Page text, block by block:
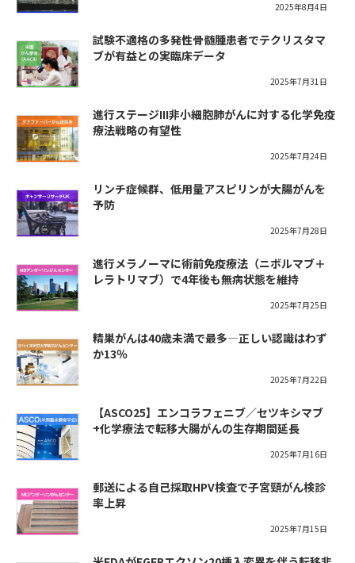
2025年8月4日
試験不適格の多発性骨髄腫患者でテクリスタマ
ブが有益との実臨床データ
2025年7月31日
進行ステージIII非小細胞肺がんに対する化学免疫
療法戦略の有望性
2025年7月24日
リンチ症候群、低用量アスピリンが大腸がんを
予防
2025年7月28日
進行メラノーマに術前免疫療法（ニボルマブ＋
レラトリマブ）で4年後も無病状態を維持
2025年7月25日
精巣がんは40歳未満で最多―正しい認識はわず
か13％
2025年7月22日
【ASCO25】エンコラフェニブ／セツキシマブ
+化学療法で転移大腸がんの生存期間延長
2025年7月16日
郵送による自己採取HPV検査で子宮頸がん検診
率上昇
2025年7月15日